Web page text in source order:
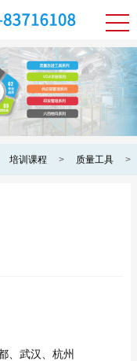
培训课程 > 质量工具 >
、武汉、杭州